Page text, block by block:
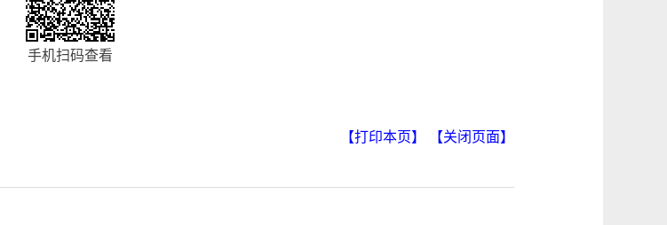
手机扫码查看
【打印本页】 【关闭页面】